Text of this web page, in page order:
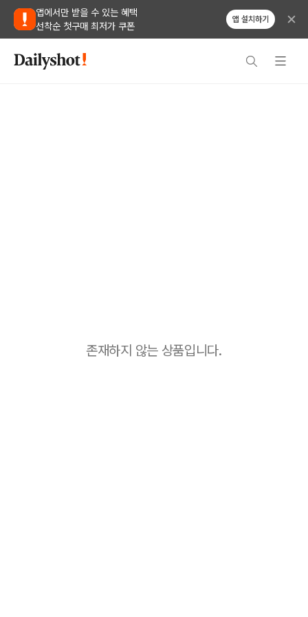
앱에서만 받을 수 있는 혜택
선착순 첫구매 최저가 쿠폰
앱 설치하기
존재하지 않는 상품입니다.